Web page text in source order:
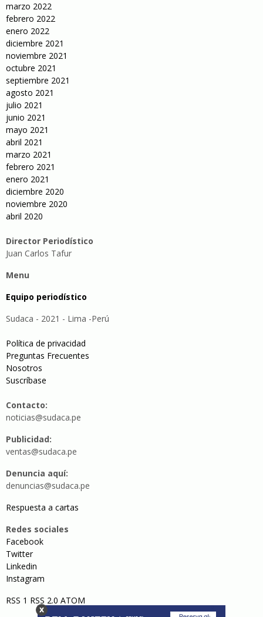
marzo 2022
febrero 2022
enero 2022
diciembre 2021
noviembre 2021
octubre 2021
septiembre 2021
agosto 2021
julio 2021
junio 2021
mayo 2021
abril 2021
marzo 2021
febrero 2021
enero 2021
diciembre 2020
noviembre 2020
abril 2020
Director Periodístico
Juan Carlos Tafur
Menu
Equipo periodístico
Sudaca - 2021 - Lima -Perú
Política de privacidad
Preguntas Frecuentes
Nosotros
Suscríbase
Contacto:
noticias@sudaca.pe
Publicidad:
ventas@sudaca.pe
Denuncia aquí:
denuncias@sudaca.pe
Respuesta a cartas
Redes sociales
Facebook
Twitter
Linkedin
Instagram
RSS 1 RSS 2.0 ATOM
x